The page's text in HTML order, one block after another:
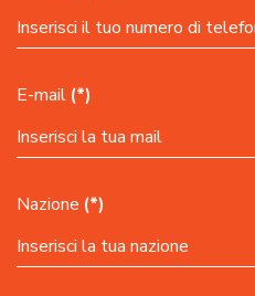
E-mail (*)
Nazione (*)